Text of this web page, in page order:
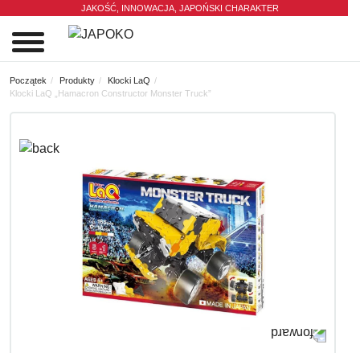
JAKOŚĆ, INNOWACJA, JAPOŃSKI CHARAKTER
Początek Produkty
Klocki LaQ
Klocki LaQ „Hamacron Constructor Monster Truck”